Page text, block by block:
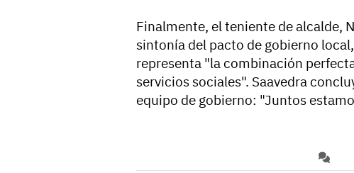
Finalmente, el teniente de alcalde,
sintonía del pacto de gobierno
representa "la combinación
servicios sociales". Saavedra
equipo de gobierno: "Juntos